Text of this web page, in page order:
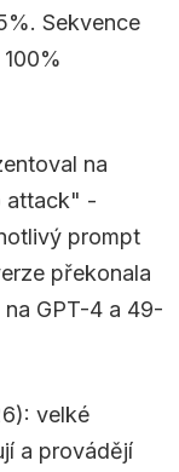
Sekvence
na
attack" -
prompt
překonala
GPT-4 a 49-
velké
a provádějí